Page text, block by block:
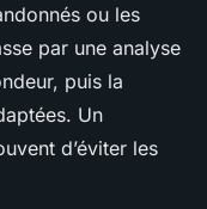
ou les
par une analyse
puis la
Un
d’éviter les